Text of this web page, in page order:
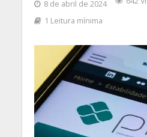
8 de abril de 2024
1 Leitura mínima